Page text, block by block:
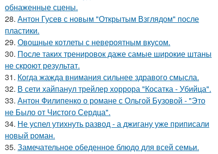
обнаженные сцены.
28. Антон Гусев с новым "Открытым Взглядом" после
пластики.
29. Овощные котлеты с невероятным вкусом.
30. После таких тренировок даже самые широкие штаны
не скроют результат.
31. Когда жажда внимания сильнее здравого смысла.
32. В сети хайпанул трейлер хоррора "Косатка - Убийца".
33. Антон Филипенко о романе с Ольгой Бузовой - "Это
не Было от Чистого Сердца".
34. Не успел утихнуть развод - а джигану уже приписали
новый роман.
35. Замечательное обеденное блюдо для всей семьи.